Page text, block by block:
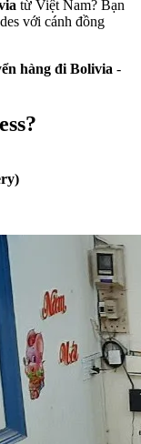
từ Việt Nam? Bạn
với cánh đồng
hàng đi Bolivia -